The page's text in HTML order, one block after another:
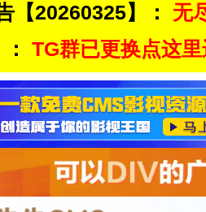
【20260325】：
无
TG群已更换点这